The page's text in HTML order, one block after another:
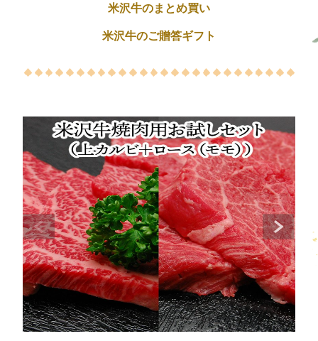
米沢牛のまとめ買い
米沢牛のご贈答ギフト